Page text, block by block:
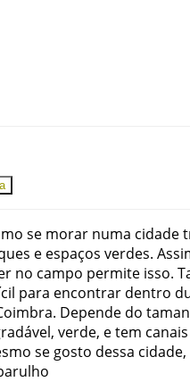
se morar numa cidade
e espaços verdes.
no campo permite isso.
para encontrar dentro
. Depende do
, verde, etem canais
se gosto dessa cidade,